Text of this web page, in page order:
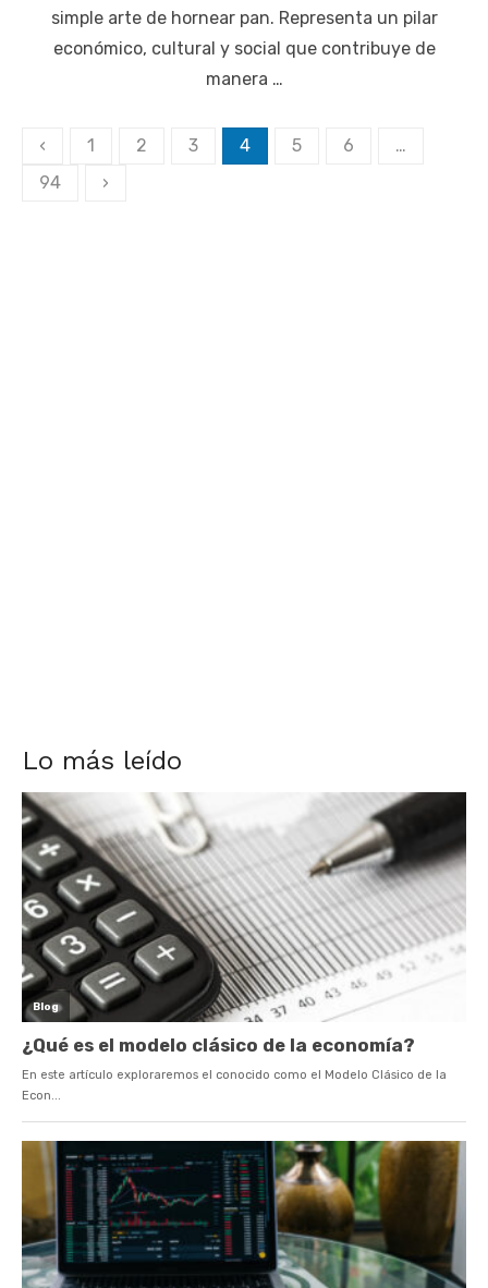
simple arte de hornear pan. Representa un pilar
económico, cultural y social que contribuye de
manera …
Paginación
de
‹ 1 2 3 4 5 6
…
94
›
Lo más leído